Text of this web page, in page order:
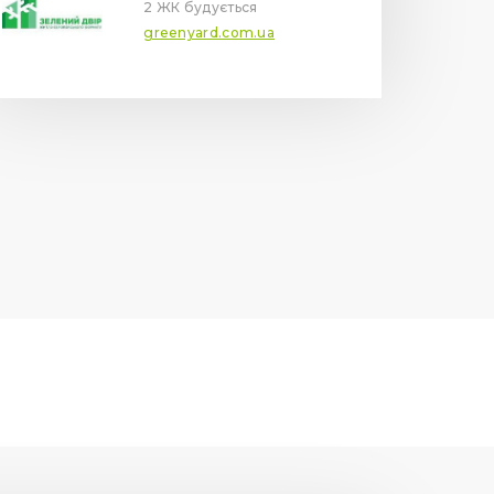
2 ЖК будується
greenyard.com.ua